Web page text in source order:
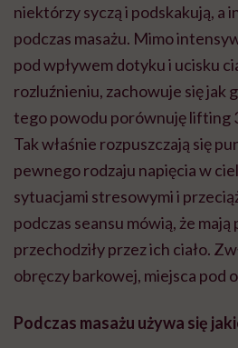
niektórzy syczą i podskakują, a
podczas masażu. Mimo
pod wpływem dotyku i ucisku
rozluźnieniu, zachowuje się jak
tego powodu porównuję lifting
Tak właśnie rozpuszczają się
pewnego rodzaju napięcia w
sytuacjami stresowymi i
podczas seansu mówią, że
przechodziły przez ich ciało.
obręczy barkowej, miejsca pod
Podczas masażu używa się